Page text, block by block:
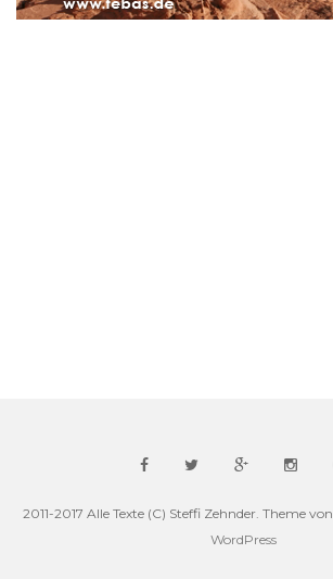
2011-2017 Alle Texte (C) Steffi Zehnder. Theme von
WordPress